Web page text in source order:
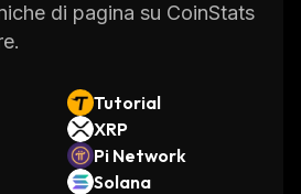
di pagina su CoinStats
Tutorial
XRP
Pi Network
Solana